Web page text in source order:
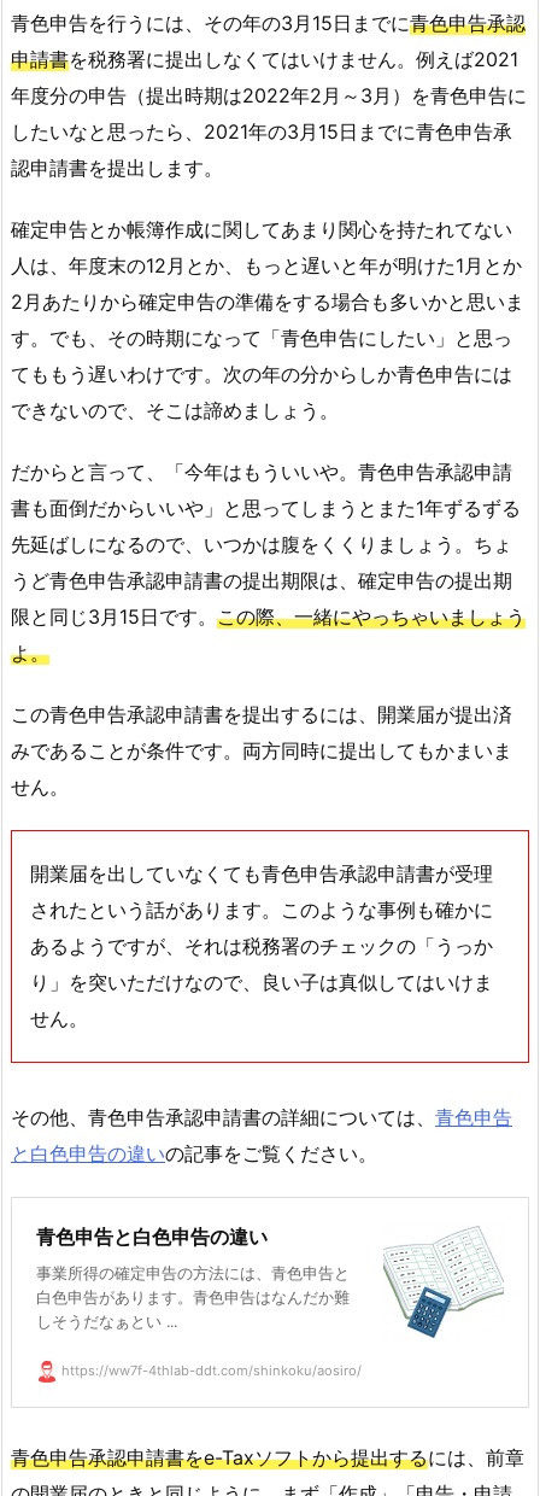
青色申告を行うには、その年の3月15日までに青色申告承認
申請書を税務署に提出しなくてはいけません。例えば2021
年度分の申告（提出時期は2022年2月～3月）を青色申告に
したいなと思ったら、2021年の3月15日までに青色申告承
認申請書を提出します。
確定申告とか帳簿作成に関してあまり関心を持たれてない
人は、年度末の12月とか、もっと遅いと年が明けた1月とか
2月あたりから確定申告の準備をする場合も多いかと思いま
す。でも、その時期になって「青色申告にしたい」と思っ
てももう遅いわけです。次の年の分からしか青色申告には
できないので、そこは諦めましょう。
だからと言って、「今年はもういいや。青色申告承認申請
書も面倒だからいいや」と思ってしまうとまた1年ずるずる
先延ばしになるので、いつかは腹をくくりましょう。ちょ
うど青色申告承認申請書の提出期限は、確定申告の提出期
限と同じ3月15日です。 この際、一緒にやっちゃいましょう
よ。
この青色申告承認申請書を提出するには、開業届が提出済
みであることが条件です。両方同時に提出してもかまいま
せん。
開業届を出していなくても青色申告承認申請書が受理
されたという話があります。このような事例も確かに
あるようですが、それは税務署のチェックの「うっか
り」を突いただけなので、良い子は真似してはいけま
せん。
その他、青色申告承認申請書の詳細については、 青色申告
と白色申告の違いの記事をご覧ください。
青色申告と白色申告の違い
事業所得の確定申告の方法には、青色申告と
白色申告があります。青色申告はなんだか難
しそうだなぁとい ...
https://ww7f-4thlab-ddt.com/shinkoku/aosiro/
青色申告承認申請書をe-Taxソフトから提出するには、前章